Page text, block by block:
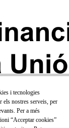
i tecnologies
els nostres serveis, per
Per a més
“Acceptar cookies”